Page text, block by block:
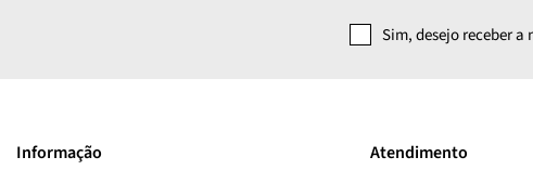
Sim, desejo receber
Informação Atendimento